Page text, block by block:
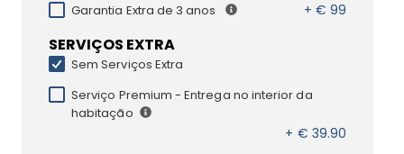
Garantia Extra de 3 anos + € 99
SERVIÇOS EXTRA
Sem Serviços Extra
Serviço Premium - Entrega no interior da
habitação
+ € 39.90